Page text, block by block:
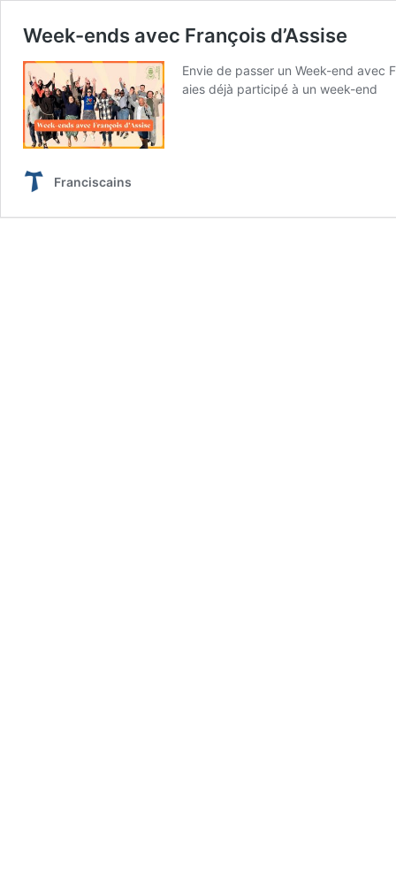
Week-ends avec François d’Assise
Envie de passer un Week-end avec
aies déjà participé à un week-end
Franciscains